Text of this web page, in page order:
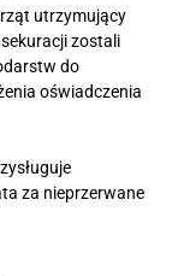
utrzymujący
zostali
do
oświadczenia
za nieprzerwane